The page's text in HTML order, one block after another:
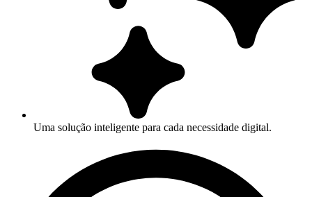
Uma solução inteligente para cada necessidade digital.